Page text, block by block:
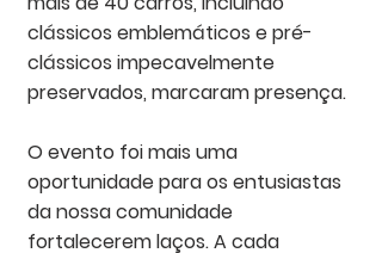
clássicos emblemáticos e pré-
clássicos impecavelmente
preservados, marcaram presença.
O evento foi mais uma
oportunidade para os entusiastas
da nossa comunidade
fortalecerem laços. A cada